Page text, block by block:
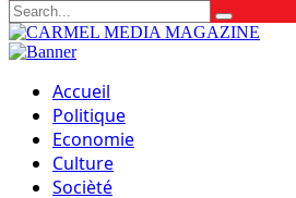
Accueil
Politique
Economie
Culture
Socièté